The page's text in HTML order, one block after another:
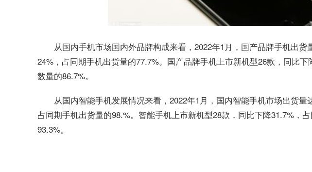
从国内手机市场国内外品牌构成来看，2022年1月，国产品牌手机出货
24%，占同期手机出货量的77.7%。国产品牌手机上市新机型26款，同比
数量的86.7%。
从国内智能手机发展情况来看，2022年1月，国内智能手机市场出货量
占同期手机出货量的98.%。智能手机上市新机型28款，同比下降31.7%，
93.3%。